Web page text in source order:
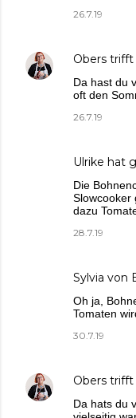
26.7.19
Obers trifft
Da hast du
oft den
26.7.19
Ulrike hat
Die
Slowcooker
dazu
28.7.19
Sylvia von
Oh ja,
Tomaten
30.7.19
Obers trifft
Da hats du